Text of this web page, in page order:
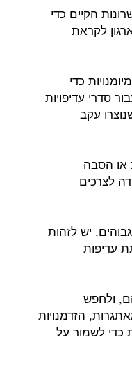
הקיים כדי
לקראת
כדי
סדרי עדיפויות
עקב
או הסבה
לצרכים
יש לזהות
עדיפות
ולחפש
הזדמנויות
כדי לשמור על